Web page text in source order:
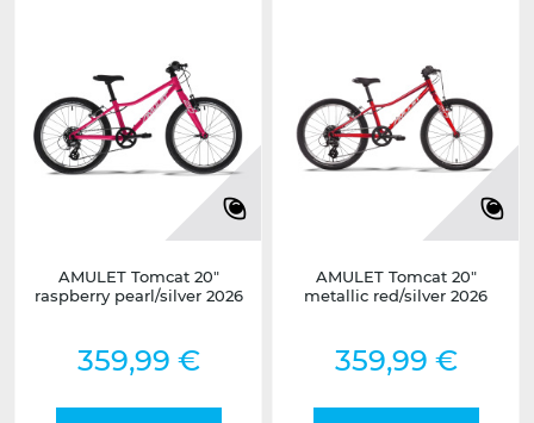
AMULET Tomcat 20"
raspberry pearl/silver 2026
359,99 €
AMULET Tomcat 20"
metallic red/silver 2026
359,99 €